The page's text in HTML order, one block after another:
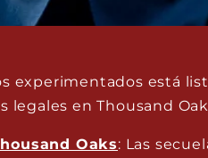
experimentados está
legales en Thousand
Oaks: Las